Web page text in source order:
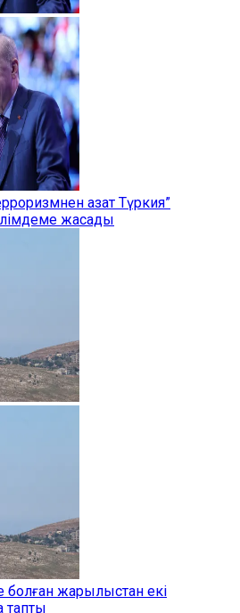
азат Түркия”
жасады
болған жарылыстан екі
тапты